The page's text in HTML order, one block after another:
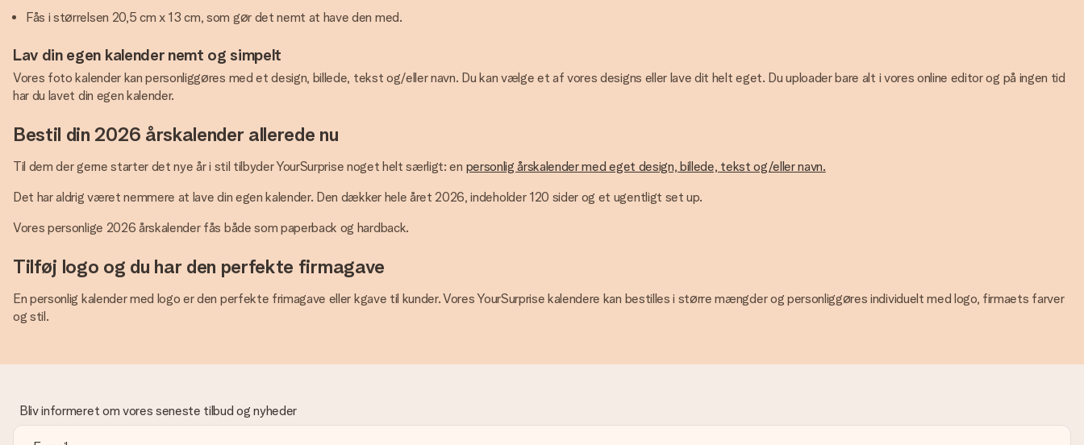
Fås i størrelsen 20,5 cm x 13 cm, som gør det nemt at have den med.
Lav din egen kalender nemt og simpelt
Vores foto kalender kan personliggøres med et design, billede, tekst og/eller navn. Du kan vælge et af vores designs eller lave dit helt eget. Du uploader bare alt i vores online editor og på ingen tid
har du lavet din egen kalender.
Bestil din 2026 årskalender allerede nu
Til dem der gerne starter det nye år i stil tilbyder YourSurprise noget helt særligt: en personlig årskalender med eget design, billede, tekst og/eller navn.
Det har aldrig været nemmere at lave din egen kalender. Den dækker hele året 2026, indeholder 120 sider og et ugentligt set up.
Vores personlige 2026 årskalender fås både som paperback og hardback.
Tilføj logo og du har den perfekte firmagave
En personlig kalender med logo er den perfekte frimagave eller kgave til kunder. Vores YourSurprise kalendere kan bestilles i større mængder og personliggøres individuelt med logo, firmaets farver
og stil.
Bliv informeret om vores seneste tilbud og nyheder